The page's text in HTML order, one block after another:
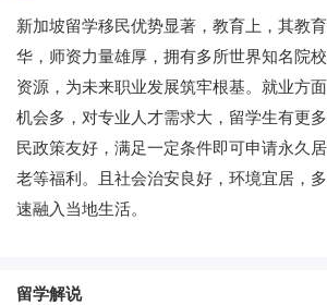
新加坡留学移民优势显著，教育上，其教
华，师资力量雄厚，拥有多所世界知名院
资源，为未来职业发展筑牢根基。就业方
机会多，对专业人才需求大，留学生有更
民政策友好，满足一定条件即可申请永久
老等福利。且社会治安良好，环境宜居，
速融入当地生活。
留学解说